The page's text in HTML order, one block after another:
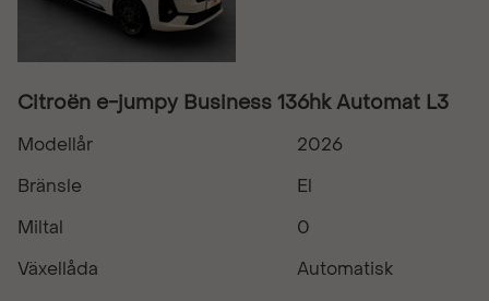
Citroën e-jumpy Business 136hk Automat L3
Modellår
2026
Bränsle
El
Miltal
0
Växellåda
Automatisk